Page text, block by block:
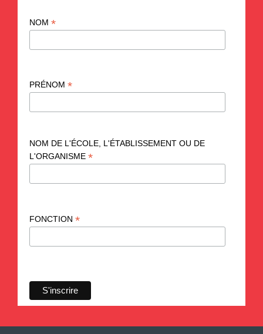
NOM *
PRÉNOM *
NOM DE L'ÉCOLE, L'ÉTABLISSEMENT OU DE
L'ORGANISME *
FONCTION *